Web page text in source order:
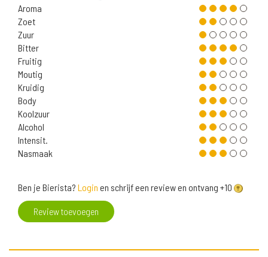
Aroma
Zoet
Zuur
Bitter
Fruitig
Moutig
Kruidig
Body
Koolzuur
Alcohol
Intensit.
Nasmaak
Ben je Bierista? Login en schrijf een review en ontvang +10
Review toevoegen